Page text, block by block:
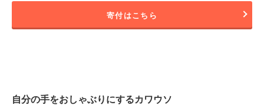
寄付はこちら
自分の手をおしゃぶりにするカワウソ